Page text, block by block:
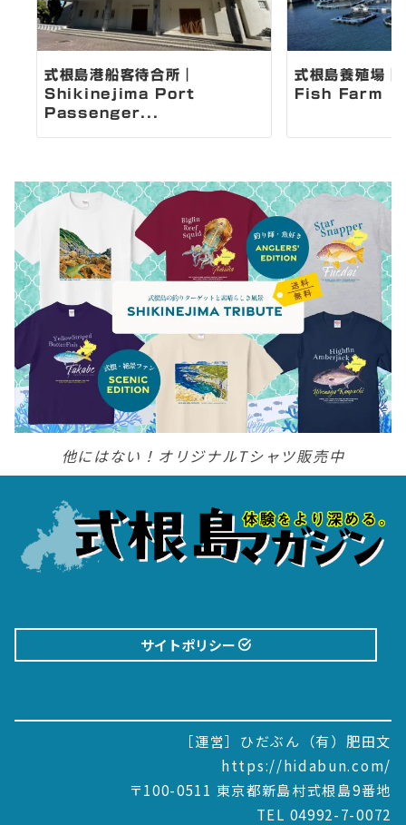
式根島港船客待合所｜
Shikinejima Port
Passenger...
式根島養殖場
Fish Farm
他にはない！オリジナルTシャツ販売中
サイトポリシー
［運営］ひだぶん（有）肥田文
https://hidabun.com/
〒100-0511 東京都新島村式根島9番地
TEL 04992-7-0072